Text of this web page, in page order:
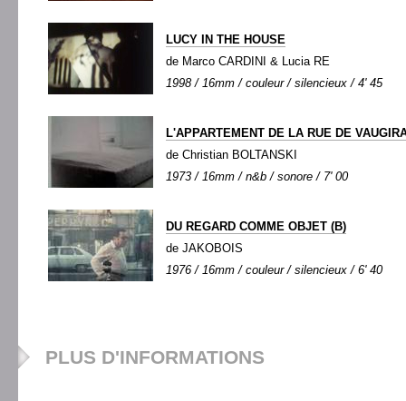
LUCY IN THE HOUSE
de Marco CARDINI & Lucia RE
1998 / 16mm / couleur / silencieux / 4' 45
L'APPARTEMENT DE LA RUE DE
de Christian BOLTANSKI
1973 / 16mm / n&b / sonore / 7' 00
DU REGARD COMME OBJET (B)
de JAKOBOIS
1976 / 16mm / couleur / silencieux / 6' 40
PLUS D'INFORMATIONS